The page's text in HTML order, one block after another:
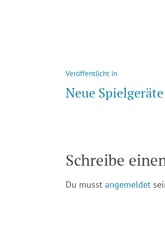
Veröffentlicht in
Neue
Schreibe
Du musst angemeldet